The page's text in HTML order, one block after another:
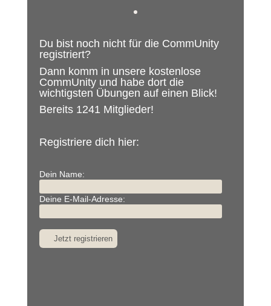
Du bist noch nicht für die CommUnity
registriert?
Dann komm in unsere kostenlose
CommUnity und habe dort die
wichtigsten Übungen auf einen Blick!
Bereits 1241 Mitglieder!
Registriere dich hier:
Dein Name:
Deine E-Mail-Adresse: